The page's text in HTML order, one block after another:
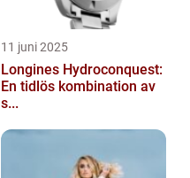
11 juni 2025
Longines Hydroconquest:
En tidlös kombination av
s...